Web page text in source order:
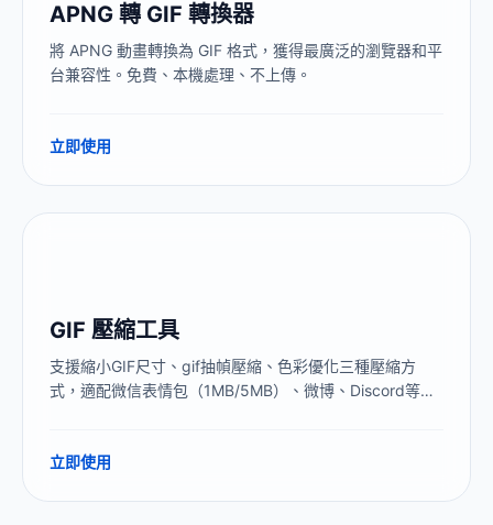
APNG 轉 GIF 轉換器
將 APNG 動畫轉換為 GIF 格式，獲得最廣泛的瀏覽器和平
台兼容性。免費、本機處理、不上傳。
立即使用
GIF 壓縮工具
支援縮小GIF尺寸、gif抽幀壓縮、色彩優化三種壓縮方
式，適配微信表情包（1MB/5MB）、微博、Discord等平
立即使用